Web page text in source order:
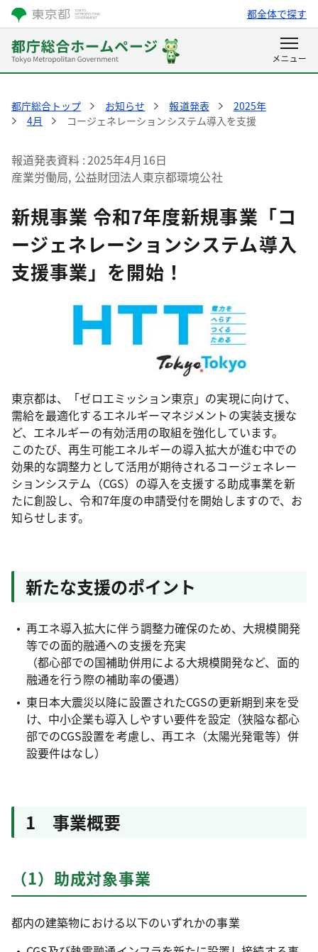
都全体で探す
都庁総合トップ お知らせ 報道発表
2025年
4月
コージェネレーションシステム導入を支援
報道発表資料 2025年4月16日
産業労働局, 公益財団法人東京都環境公社
新規事業 令和7年度新規事業「コ
ージェネレーションシステム導入
支援事業」を開始！
東京都は、「ゼロエミッション東京」の実現に向けて、
需給を最適化するエネルギーマネジメントの実装支援な
ど、エネルギーの有効活用の取組を強化しています。
このたび、再生可能エネルギーの導入拡大が進む中での
効果的な調整力として活用が期待されるコージェネレー
ションシステム（CGS）の導入を支援する助成事業を新
たに創設し、令和7年度の申請受付を開始しますので、お
知らせします。
新たな支援のポイント
再エネ導入拡大に伴う調整力確保のため、大規模開発
等での面的融通への支援を充実
（都心部での国補助併用による大規模開発など、面的
融通を行う際の補助率の優遇）
東日本大震災以降に設置されたCGSの更新期到来を受
け、中小企業も導入しやすい要件を設定（狭隘な都心
部でのCGS設置を考慮し、再エネ（太陽光発電等）併
設要件はなし）
1 事業概要
（1）助成対象事業
都内の建築物における以下のいずれかの事業